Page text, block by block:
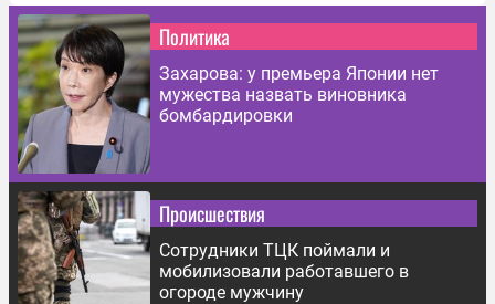
Политика
Захарова: у премьера Японии нет
мужества назвать виновника
бомбардировки
Происшествия
Сотрудники ТЦК поймали и
мобилизовали работавшего в
огороде мужчину